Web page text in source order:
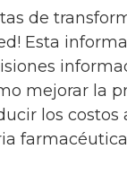
de
Esta
mejorar la
los costos